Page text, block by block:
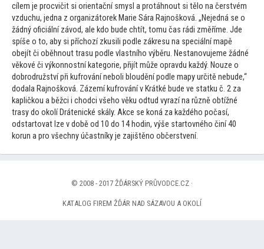
cílem je procvičit si orientační smysl a protáhnout si tělo na čerstvém
vzduchu, jedna z organizátorek Marie Sára Rajnošková. „Nejedná se o
žádný oficiální závod, ale kdo bude chtít, tomu čas rádi změříme. Jde
spíše o to, aby si příchozí zkusili podle zákresu na speciální mapě
obejít či oběhnout trasu podle vlastního výběru. Nestanovujeme žádné
věkové či výkonnostní kategorie, přijít může opravdu každý. Nouze o
dobrodružství při kufrování neboli bloudění podle mapy určitě nebude,“
dodala Rajnošková. Zázemí kufrování v Krátké bude ve statku č. 2 za
kapličkou a běžci i chodci všeho věku odtud vyrazí na různě obtížné
trasy do okolí Drátenické skály. Akce se koná za každého počasí,
odstartovat lze v době od 10 do 14 hodin, výše startovného činí 40
korun a pro všechny účastníky je zajištěno občerstvení.
© 2008 - 2017 ŽĎÁRSKÝ PRŮVODCE.CZ ·
KATALOG FIREM ŽĎÁR NAD SÁZAVOU A OKOLÍ